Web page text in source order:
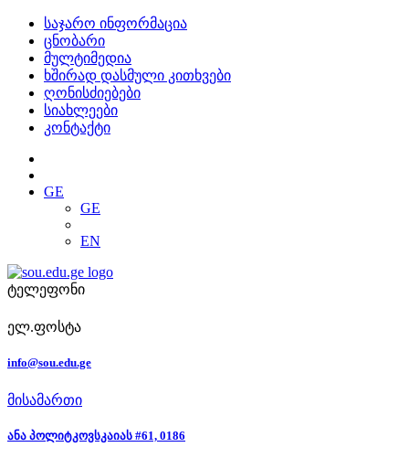
საჯარო ინფორმაცია
ცნობარი
მულტიმედია
ხშირად დასმული კითხვები
ღონისძიებები
სიახლეები
კონტაქტი
GE
GE
EN
ტელეფონი
ელ.ფოსტა
info@sou.edu.ge
მისამართი
ანა პოლიტკოვსკაიას #61, 0186